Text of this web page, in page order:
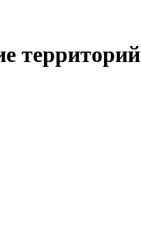
территорий